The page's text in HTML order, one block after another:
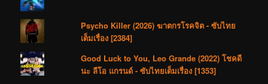
Psycho Killer (2026) ฆาตกรโรคจิต - ซับไทย
เต็มเรื่อง [2384]
Good Luck to You, Leo Grande (2022) โชคดี
นะ ลีโอ แกรนด์ - ซับไทยเต็มเรื่อง [1353]